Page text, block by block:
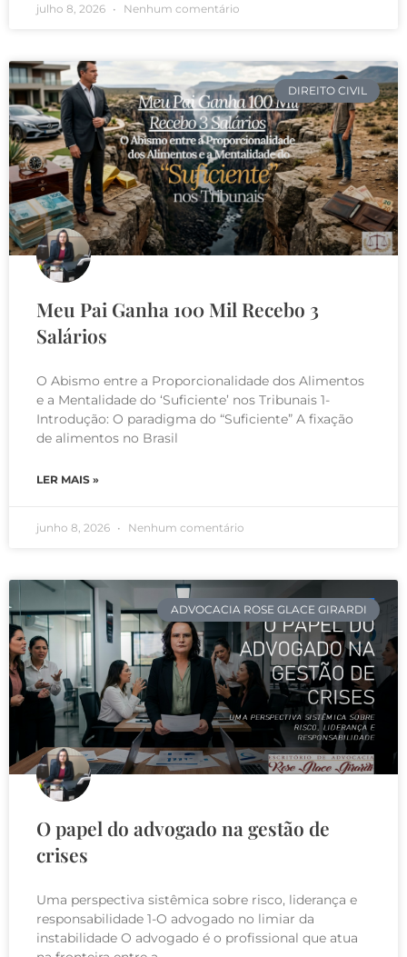
julho 8, 2026 Nenhum comentário
DIREITO CIVIL
Meu Pai Ganha 100 Mil Recebo 3
Salários
O Abismo entre a Proporcionalidade dos Alimentos
e a Mentalidade do ‘Suficiente’ nos Tribunais 1-
Introdução: O paradigma do “Suficiente” A fixação
de alimentos no Brasil
LER MAIS »
junho 8, 2026 Nenhum comentário
ADVOCACIA ROSE GLACE GIRARDI
O papel do advogado na gestão de
crises
Uma perspectiva sistêmica sobre risco, liderança e
responsabilidade 1-O advogado no limiar da
instabilidade O advogado é o profissional que atua